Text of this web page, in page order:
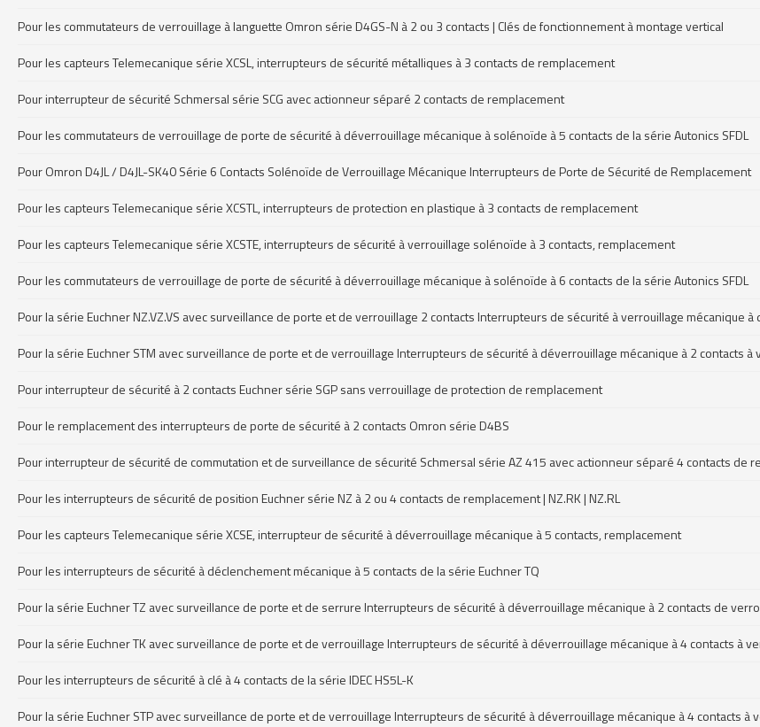
Pour les commutateurs de verrouillage à languette Omron série D4GS-N à 2 ou 3 contacts | Clés de fonctionnement à montage vertical
Pour les capteurs Telemecanique série XCSL, interrupteurs de sécurité métalliques à 3 contacts de remplacement
Pour interrupteur de sécurité Schmersal série SCG avec actionneur séparé 2 contacts de remplacement
Pour les commutateurs de verrouillage de porte de sécurité à déverrouillage mécanique à solénoïde à 5 contacts de la série Autonics SFDL
Pour Omron D4JL / D4JL-SK40 Série 6 Contacts Solénoïde de Verrouillage Mécanique Interrupteurs de Porte de Sécurité de Remplacement
Pour les capteurs Telemecanique série XCSTL, interrupteurs de protection en plastique à 3 contacts de remplacement
Pour les capteurs Telemecanique série XCSTE, interrupteurs de sécurité à verrouillage solénoïde à 3 contacts, remplacement
Pour les commutateurs de verrouillage de porte de sécurité à déverrouillage mécanique à solénoïde à 6 contacts de la série Autonics SFDL
Pour la série Euchner NZ.VZ.VS avec surveillance de porte et de verrouillage 2 contacts Interrupteurs de sécurité à verrouillage mécanique
Pour la série Euchner STM avec surveillance de porte et de verrouillage Interrupteurs de sécurité à déverrouillage mécanique à 2 contacts
Pour interrupteur de sécurité à 2 contacts Euchner série SGP sans verrouillage de protection de remplacement
Pour le remplacement des interrupteurs de porte de sécurité à 2 contacts Omron série D4BS
Pour interrupteur de sécurité de commutation et de surveillance de sécurité Schmersal série AZ 415 avec actionneur séparé 4 contacts de
Pour les interrupteurs de sécurité de position Euchner série NZ à 2 ou 4 contacts de remplacement | NZ.RK | NZ.RL
Pour les capteurs Telemecanique série XCSE, interrupteur de sécurité à déverrouillage mécanique à 5 contacts, remplacement
Pour les interrupteurs de sécurité à déclenchement mécanique à 5 contacts de la série Euchner TQ
Pour la série Euchner TZ avec surveillance de porte et de serrure Interrupteurs de sécurité à déverrouillage mécanique à 2 contacts de
Pour la série Euchner TK avec surveillance de porte et de verrouillage Interrupteurs de sécurité à déverrouillage mécanique à 4 contacts à
Pour les interrupteurs de sécurité à clé à 4 contacts de la série IDEC HS5L-K
Pour la série Euchner STP avec surveillance de porte et de verrouillage Interrupteurs de sécurité à déverrouillage mécanique à 4 contacts